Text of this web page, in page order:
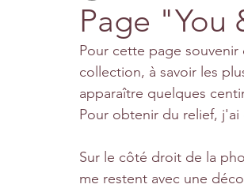
Page "You
Pour cette page
collection, à savoir les
apparaître quelques
Pour obtenir du relief, j'ai
Sur le côté droit de la
me restent avec une